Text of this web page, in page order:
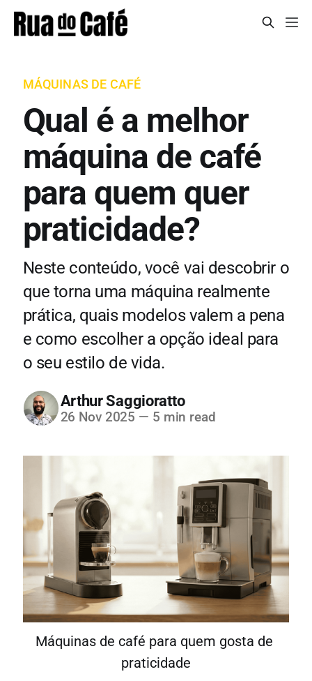
MÁQUINAS DE CAFÉ
Qual é a melhor
máquina de café
para quem quer
praticidade?
Neste conteúdo, você vai descobrir o
que torna uma máquina realmente
prática, quais modelos valem a pena
e como escolher a opção ideal para
o seu estilo de vida.
Arthur Saggioratto
26 Nov 2025 — 5 min read
Máquinas de café para quem gosta de
praticidade